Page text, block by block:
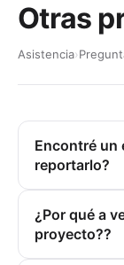
Otras
Asistencia›
Encontré un
reportarlo?
¿Por qué a
proyecto??